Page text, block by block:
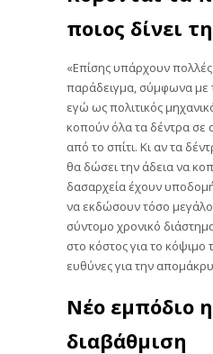
ποιος δίνει
«Επίσης υπάρχουν πολλές
παράδειγμα, σύμφωνα με
εγώ ως πολιτικός
κοπούν όλα τα δέντρα
από το σπίτι. Κι αν τα
θα δώσει την άδεια να
δασαρχεία έχουν
να εκδώσουν τόσο
σύντομο χρονικό
στο κόστος για το κόψιμο
ευθύνες για την
Νέο εμπόδιο η
διαβάθμιση